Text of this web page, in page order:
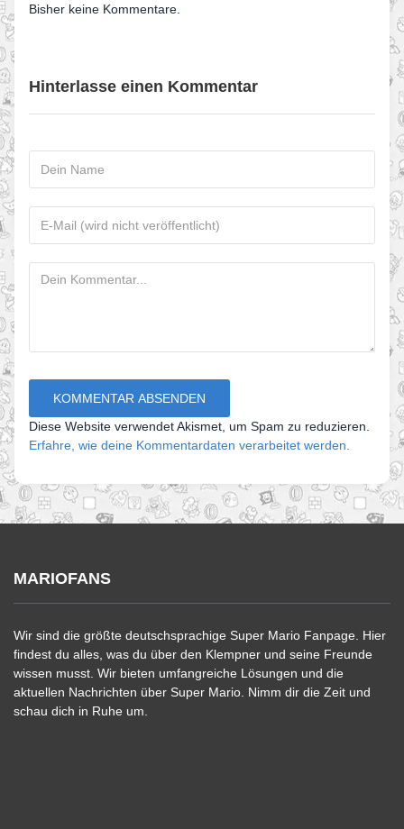
Bisher keine Kommentare.
Hinterlasse einen Kommentar
Diese Website verwendet Akismet, um Spam zu reduzieren.
Erfahre, wie deine Kommentardaten verarbeitet werden.
MARIOFANS
Wir sind die größte deutschsprachige Super Mario Fanpage. Hier
findest du alles, was du über den Klempner und seine Freunde
wissen musst. Wir bieten umfangreiche Lösungen und die
aktuellen Nachrichten über Super Mario. Nimm dir die Zeit und
schau dich in Ruhe um.